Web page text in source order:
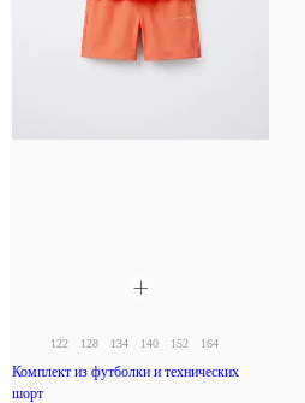
122 128 134 140 152 164
Комплект из футболки и технических
шорт